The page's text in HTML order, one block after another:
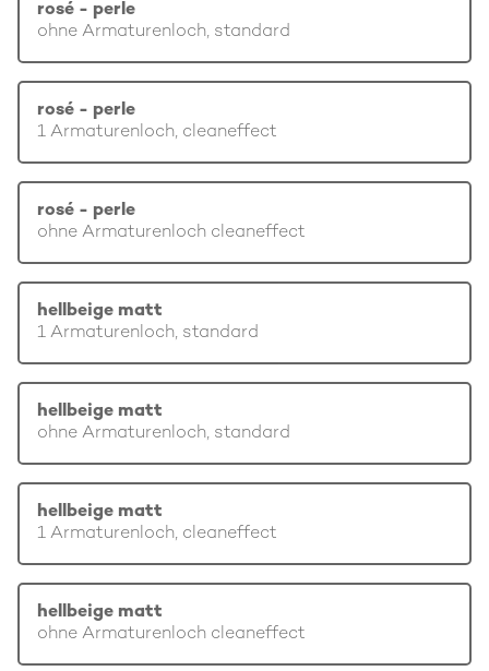
rosé - perle
ohne Armaturenloch, standard
rosé - perle
1 Armaturenloch, cleaneffect
rosé - perle
ohne Armaturenloch cleaneffect
hellbeige matt
1 Armaturenloch, standard
hellbeige matt
ohne Armaturenloch, standard
hellbeige matt
1 Armaturenloch, cleaneffect
hellbeige matt
ohne Armaturenloch cleaneffect